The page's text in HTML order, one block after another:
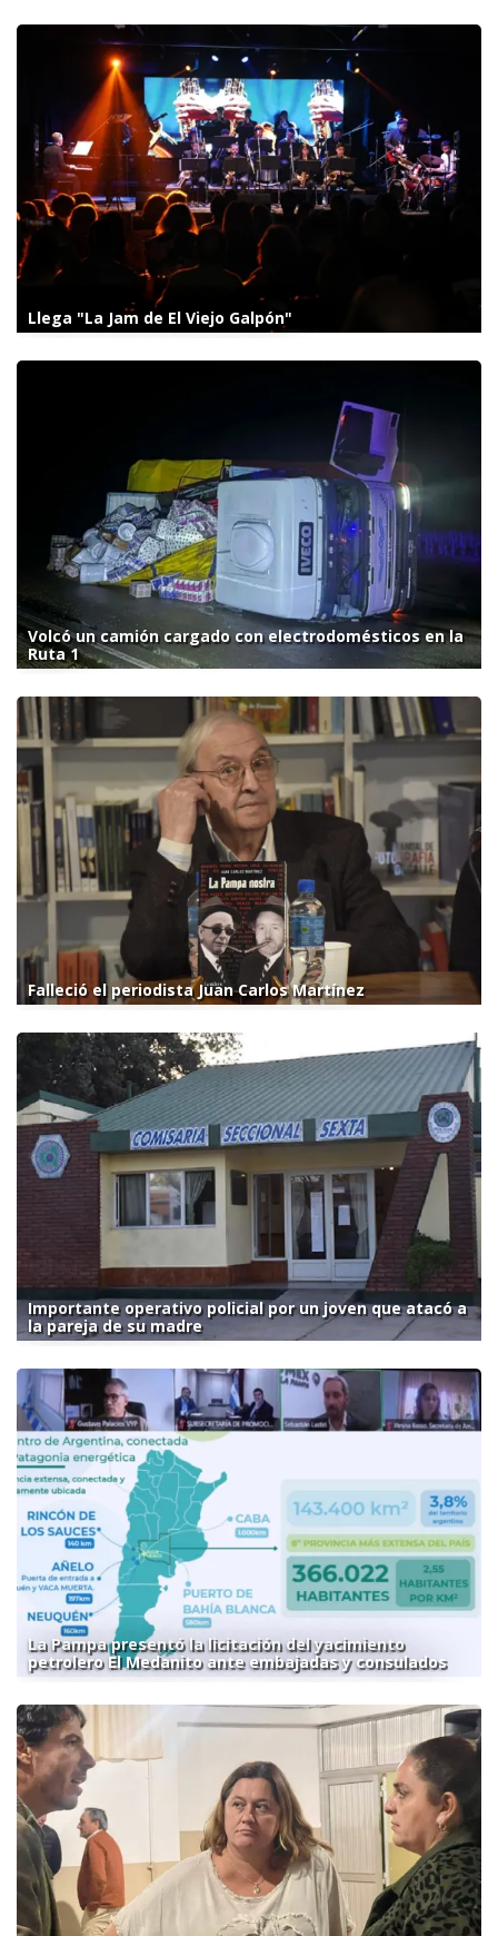
Llega "La Jam de El Viejo Galpón"
Volcó un camión cargado con electrodomésticos en la
Ruta 1
Falleció el periodista Juan Carlos Martínez
Importante operativo policial por un joven que atacó a
la pareja de su madre
La Pampa presentó la licitación del yacimiento
petrolero El Medanito ante embajadas y consulados